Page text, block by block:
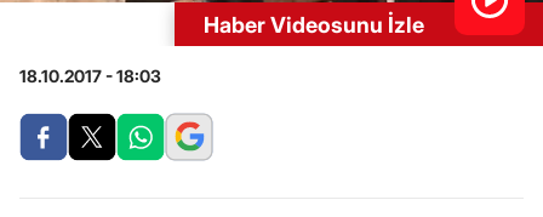
Haber Videosunu İzle
18.10.2017 - 18:03